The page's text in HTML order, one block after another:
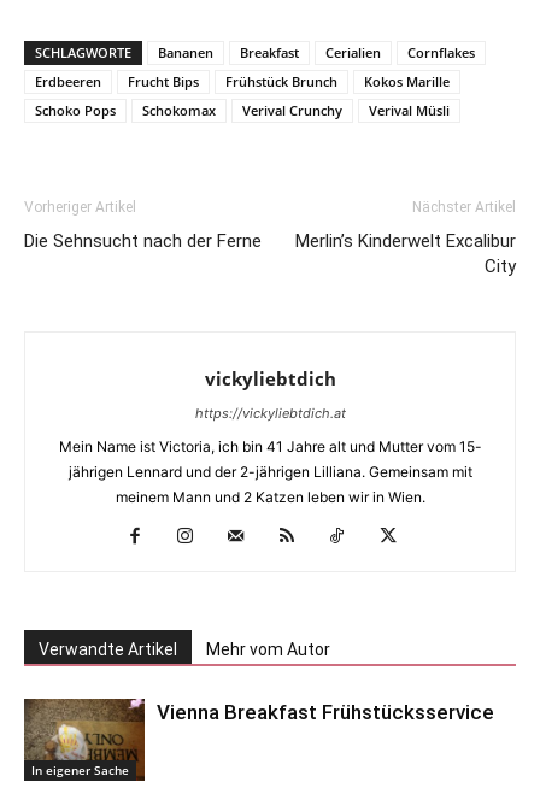
SCHLAGWORTE Bananen Breakfast Cerialien
Cornflakes
Erdbeeren
Frucht Bips Frühstück Brunch
Kokos Marille
Schoko Pops
Schokomax Verival Crunchy Verival Müsli
Vorheriger Artikel
Die Sehnsucht nach der Ferne
Nächster Artikel
Merlin’s Kinderwelt Excalibur
City
vickyliebtdich
https://vickyliebtdich.at
Mein Name ist Victoria, ich bin 41 Jahre alt und Mutter vom 15-
jährigen Lennard und der 2-jährigen Lilliana. Gemeinsam mit
meinem Mann und 2 Katzen leben wir in Wien.
Verwandte Artikel Mehr vom Autor
In eigener Sache
Vienna Breakfast Frühstücksservice